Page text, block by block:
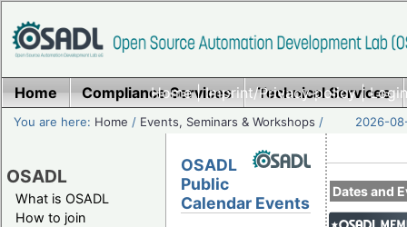
Home|Imprint/Privacy policy|
Home Compliance Services Technical Services
You are here: Home / Events, Seminars & Workshops / 2026-
OSADL
What is OSADL
How to join
Dates and
OSADL
Public
Calendar Events